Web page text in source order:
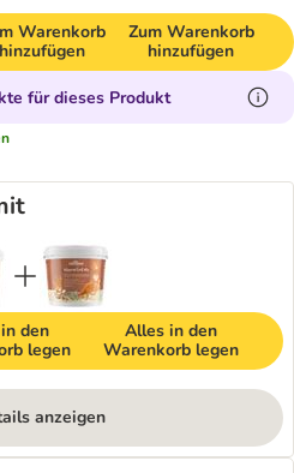
Warenkorb
hinzufügen
Zum Warenkorb
hinzufügen
für dieses Produkt
den
legen
Alles in den
Warenkorb legen
anzeigen